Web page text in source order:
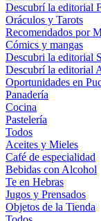
Descubrí la editorial
Oráculos y Tarots
Recomendados por
Cómics y mangas
Descubri la editorial
Descubrí la editorial
Oportunidades en
Panadería
Cocina
Pastelería
Todos
Aceites y Mieles
Café de especialidad
Bebidas con Alcohol
Te en Hebras
Jugos y Prensados
Objetos de la Tienda